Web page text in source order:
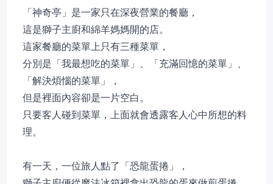
「神奇亭」是一家只在深夜營業的餐廳，
這是獅子主廚和綿羊媽媽開的店。
這家餐廳的菜單上只有三種菜單，
分別是「我最想吃的菜單」、「充滿回憶的菜單」、
「解決煩惱的菜單」，
但是裡面內容卻是一片空白。
只要客人碰到菜單，上面就會透露客人心中所想的料
理。
有一天，一位旅人點了「恐龍蛋捲」，